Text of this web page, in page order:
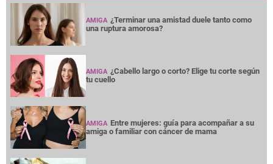
AMIGA ¿Terminar una amistad duele tanto como
una ruptura amorosa?
AMIGA ¿Cabello largo o corto? Elige tu corte según
tu cuello
AMIGA Entre mujeres: guía para acompañar a su
amiga o familiar con cáncer de mama